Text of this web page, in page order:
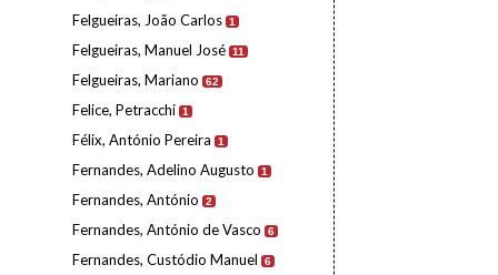
Felgueiras, João Carlos 1
Felgueiras, Manuel José 11
Felgueiras, Mariano 62
Felice, Petracchi 1
Félix, António Pereira 1
Fernandes, Adelino Augusto 1
Fernandes, António 2
Fernandes, António de Vasco 6
Fernandes, Custódio Manuel 6